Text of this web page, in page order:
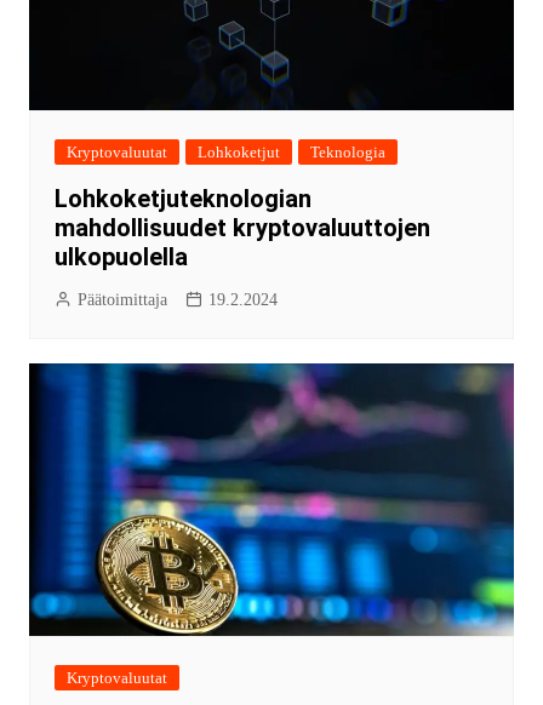
Kryptovaluutat Lohkoketjut Teknologia
Lohkoketjuteknologian
mahdollisuudet kryptovaluuttojen
ulkopuolella
Päätoimittaja 19.2.2024
Kryptovaluutat